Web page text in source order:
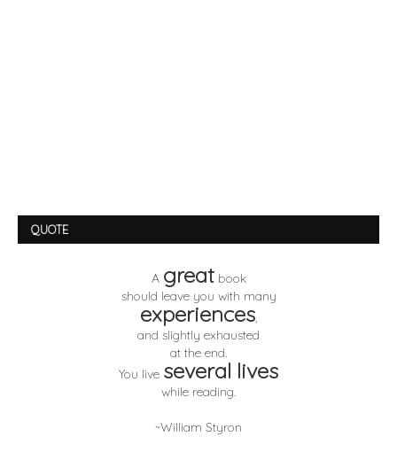
QUOTE
A greatbook
should leave you with many
experiences,
and slightly exhausted
at the end.
You live several lives
while reading.
~William Styron